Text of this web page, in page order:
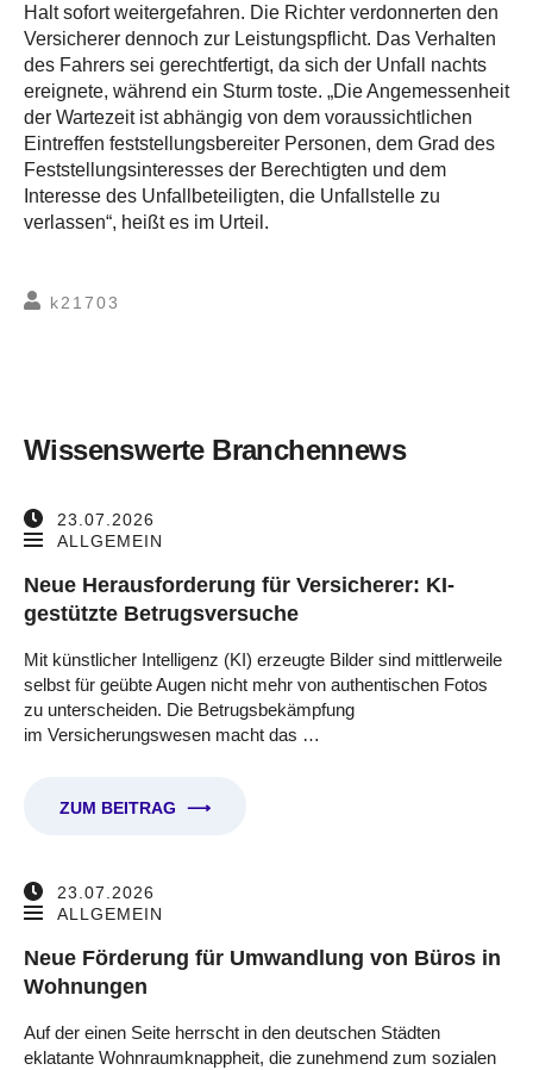
Halt sofort weitergefahren. Die Richter verdonnerten den
Versicherer dennoch zur Leistungspflicht. Das Verhalten
des Fahrers sei gerechtfertigt, da sich der Unfall nachts
ereignete, während ein Sturm toste. „Die Angemessenheit
der Wartezeit ist abhängig von dem voraussichtlichen
Eintreffen feststellungsbereiter Personen, dem Grad des
Feststellungsinteresses der Berechtigten und dem
Interesse des Unfallbeteiligten, die Unfallstelle zu
verlassen“, heißt es im Urteil.
k21703
Wissenswerte Branchennews
23.07.2026
ALLGEMEIN
Neue Herausforderung für Versicherer: KI-
gestützte Betrugsversuche
Mit künstlicher Intelligenz (KI) erzeugte Bilder sind mittlerweile
selbst für geübte Augen nicht mehr von authentischen Fotos
zu unterscheiden. Die Betrugsbekämpfung
im Versicherungswesen macht das …
ZUM BEITRAG ⟶
23.07.2026
ALLGEMEIN
Neue Förderung für Umwandlung von Büros in
Wohnungen
Auf der einen Seite herrscht in den deutschen Städten
eklatante Wohnraumknappheit, die zunehmend zum sozialen